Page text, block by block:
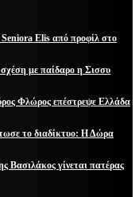
Elis από προφίλ στο
με παίδαρο η Σισσυ
Φλώρος επέστρεψε Ελλάδα
το διαδίκτυο: Η Δώρα
Βασιλάκος γίνεται πατέρας